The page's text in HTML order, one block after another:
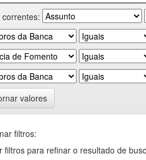
correntes:
valores
filtros:
filtros para refinar o resultado de